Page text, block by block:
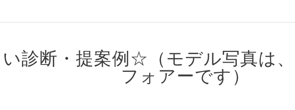
診断・提案例☆（モデル写真は
フォアーです）